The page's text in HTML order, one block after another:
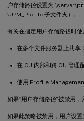
户存储路径设置为
\UPM_Profile 子文件夹）。
有关在指定用户存储路径时
在多个文件服务器上共享
在 OU 内部和跨 OU 管理
使用 Profile
如果“用户存储路径”被禁用
如果此策略被禁用，用户设